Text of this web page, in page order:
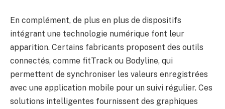
En complément, de plus en plus de dispositifs
intégrant une technologie numérique font leur
apparition. Certains fabricants proposent des outils
connectés, comme fitTrack ou Bodyline, qui
permettent de synchroniser les valeurs enregistrées
avec une application mobile pour un suivi régulier. Ces
solutions intelligentes fournissent des graphiques